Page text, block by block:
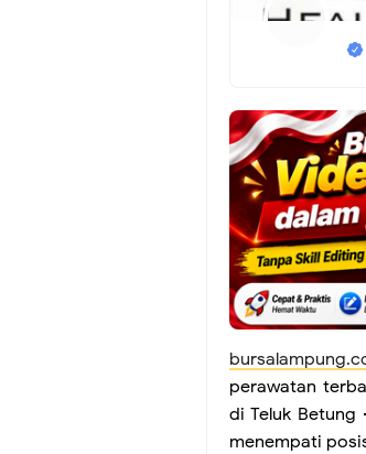
perawatan
di Teluk
menempati